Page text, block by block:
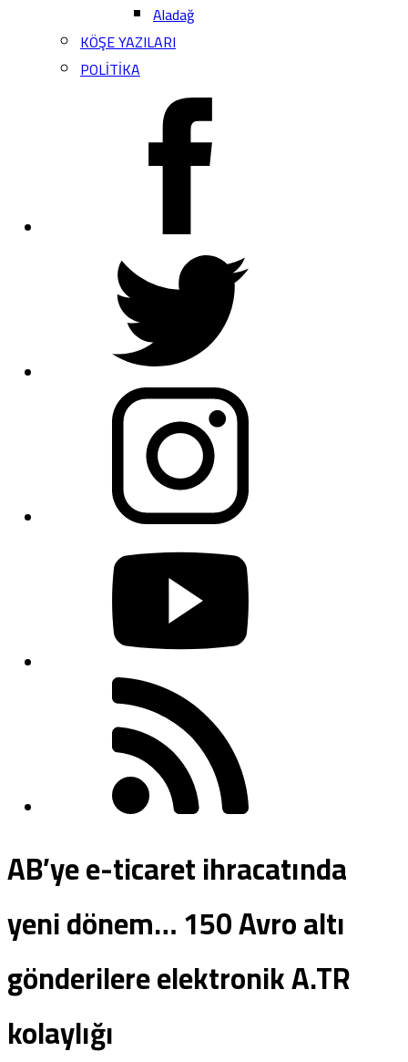
Aladağ
KÖŞE YAZILARI
POLİTİKA
AB’ye e-ticaret ihracatında
yeni dönem… 150 Avro altı
gönderilere elektronik A.TR
kolaylığı